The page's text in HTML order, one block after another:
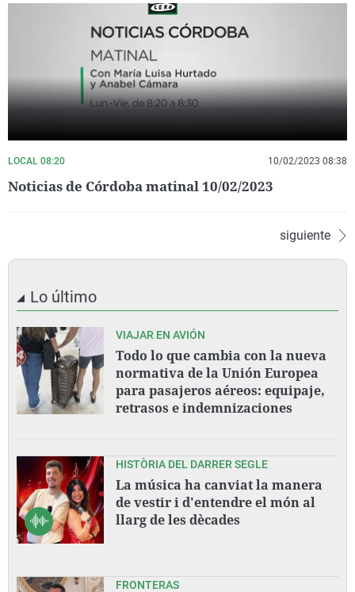
LOCAL 08:20 10/02/2023 08:38
Noticias de Córdoba matinal 10/02/2023
siguiente
Lo último
VIAJAR EN AVIÓN
Todo lo que cambia con la nueva
normativa de la Unión Europea
para pasajeros aéreos: equipaje,
retrasos e indemnizaciones
HISTÒRIA DEL DARRER SEGLE
La música ha canviat la manera
de vestir i d'entendre el món al
llarg de les dècades
FRONTERAS